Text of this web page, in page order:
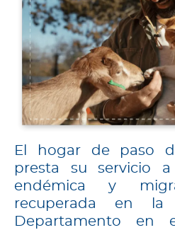
El hogar de paso
presta su servicio
endémica y
recuperada en la
Departamento en